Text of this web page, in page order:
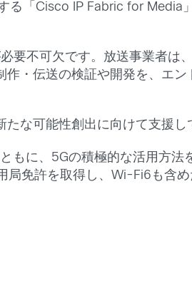
る「Cisco IP Fabric for Media
要不可欠です。放送事業者は
・伝送の検証や開発を、エ
な可能性創出に向けて支援し
もに、5Gの積極的な活用方法
局免許を取得し、Wi-Fi6も含